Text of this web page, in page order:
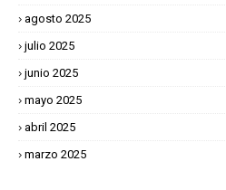
agosto 2025
julio 2025
junio 2025
mayo 2025
abril 2025
marzo 2025